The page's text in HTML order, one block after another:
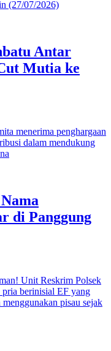
Antar
Mutia ke
di Panggung